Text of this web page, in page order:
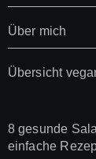
Über mich
Übersicht
8 gesunde
einfache